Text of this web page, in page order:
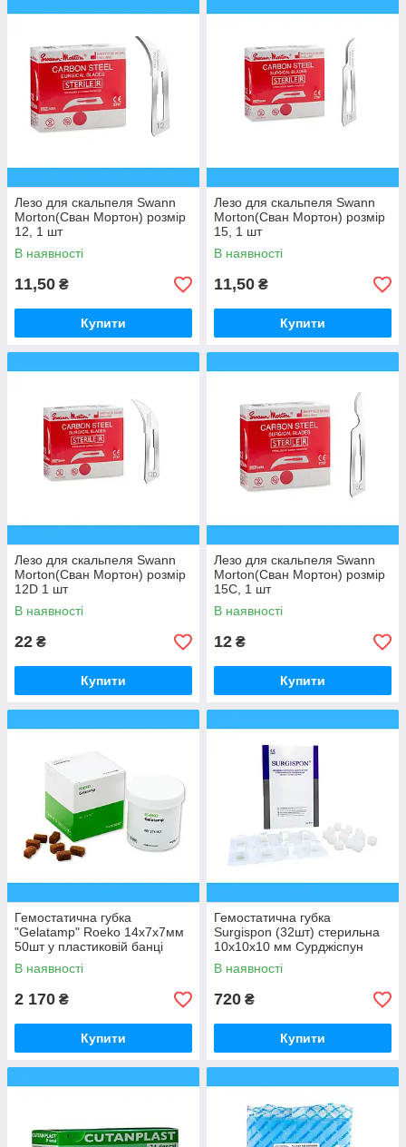
Лезо для скальпеля Swann
Morton(Сван Мортон) розмір
12, 1 шт
В наявності
11,50 ₴
Купити
Лезо для скальпеля Swann
Morton(Сван Мортон) розмір
15, 1 шт
В наявності
11,50 ₴
Купити
Лезо для скальпеля Swann
Morton(Сван Мортон) розмір
12D 1 шт
В наявності
22 ₴
Купити
Лезо для скальпеля Swann
Morton(Сван Мортон) розмір
15С, 1 шт
В наявності
12 ₴
Купити
Гемостатична губка
"Gelatamp" Roeko 14х7х7мм
50шт у пластиковій банці
В наявності
2 170 ₴
Купити
Гемостатична губка
Surgispon (32шт) стерильна
10х10х10 мм Сурджіспун
В наявності
720 ₴
Купити